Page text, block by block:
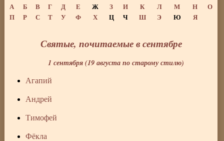
А Б В Г Д Е Ж З И К Л М Н
О
П
Р С Т У Ф Х Ц Ч Ш Э Ю Я
Святые, почитаемые в сентябре
1 сентября (19 августа по старому стилю)
Агапий
Андрей
Тимофей
Фёкла